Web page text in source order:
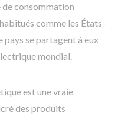
consommation
comme les États-
pays se partagent à eux
mondial.
est une vraie
des produits